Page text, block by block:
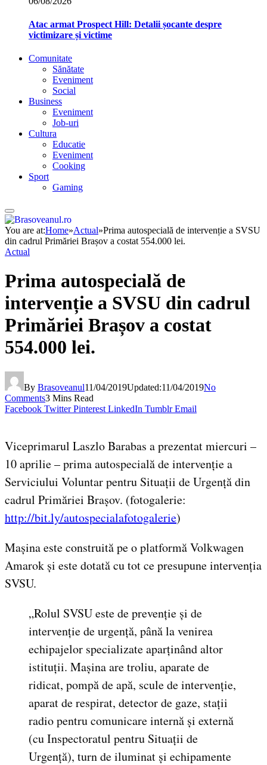
Atac armat Prospect Hill: Detalii șocante despre
victimizare și victime
Comunitate
Sănătate
Eveniment
Social
Business
Eveniment
Job-uri
Cultura
Educatie
Eveniment
Cooking
Sport
Gaming
You are at:Home»Actual»Prima autospecială de intervenție a SVSU
din cadrul Primăriei Brașov a costat 554.000 lei.
Actual
Prima autospecială de
intervenție a SVSU din cadrul
Primăriei Brașov a costat
554.000 lei.
By Brasoveanul11/04/2019Updated:11/04/2019No
Comments3 Mins Read
Facebook Twitter Pinterest LinkedIn Tumblr Email
Viceprimarul Laszlo Barabas a prezentat miercuri –
10 aprilie – prima autospecială de intervenție a
Serviciului Voluntar pentru Situații de Urgență din
cadrul Primăriei Brașov. (fotogalerie:
http://bit.ly/autospecialafotogalerie)
Mașina este construită pe o platformă Volkwagen
Amarok și este dotată cu tot ce presupune intervenția
SVSU.
„Rolul SVSU este de prevenție și de
intervenție de urgență, până la venirea
echipajelor specializate aparținând altor
istituții. Mașina are troliu, aparate de
ridicat, pompă de apă, scule de intervenție,
aparat de respirat, detector de gaze, stații
radio pentru comunicare internă și externă
(cu Inspectoratul pentru Situații de
Urgență), turn de iluminat și echipamente